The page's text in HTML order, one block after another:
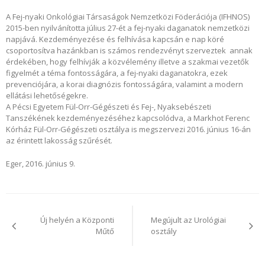
A Fej-nyaki Onkológiai Társaságok Nemzetközi Föderációja (IFHNOS)
2015-ben nyilvánította július 27-ét a fej-nyaki daganatok nemzetközi
napjává. Kezdeményezése és felhívása kapcsán e nap köré
csoportosítva hazánkban is számos rendezvényt szerveztek annak
érdekében, hogy felhívják a közvélemény illetve a szakmai vezetők
figyelmét a téma fontosságára, a fej-nyaki daganatokra, ezek
prevenciójára, a korai diagnózis fontosságára, valamint a modern
ellátási lehetőségekre.
A Pécsi Egyetem Fül-Orr-Gégészeti és Fej-, Nyaksebészeti
Tanszékének kezdeményezéséhez kapcsolódva, a Markhot Ferenc
Kórház Fül-Orr-Gégészeti osztálya is megszervezi 2016. június 16-án
az érintett lakosság szűrését.
Eger, 2016. június 9.
navigációÚj helyén a Központi
Műtő
Megújult az Urológiai
osztály